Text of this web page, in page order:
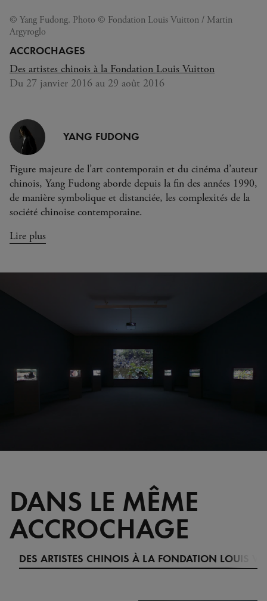
© Yang Fudong. Photo © Fondation Louis Vuitton / Martin
Argyroglo
ACCROCHAGES
Des artistes chinois à la Fondation Louis Vuitton
Du 27 janvier 2016 au 29 août 2016
YANG FUDONG
Figure majeure de l’art contemporain et du cinéma d’auteur
chinois, Yang Fudong aborde depuis la fin des années 1990,
de manière symbolique et distanciée, les complexités de la
société chinoise contemporaine.
Lire plus
DANS LE MÊME
ACCROCHAGE
DES ARTISTES CHINOIS À LA FONDATION LOUIS